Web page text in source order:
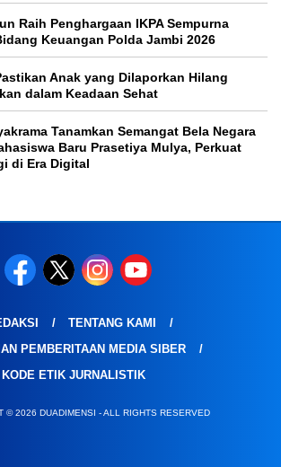
Raih Penghargaan IKPA Sempurna
Keuangan Polda Jambi 2026
Anak yang Dilaporkan Hilang
dalam Keadaan Sehat
Tanamkan Semangat Bela Negara
Baru Prasetiya Mulya, Perkuat
di Era Digital
TENTANG KAMI
PEMBERITAAN MEDIA SIBER
KODE ETIK JURNALISTIK
© 2026 DUADIMENSI - ALL RIGHTS RESERVED